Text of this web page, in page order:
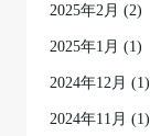
2025年2月 (2)
2025年1月 (1)
2024年12月 (1)
2024年11月 (1)